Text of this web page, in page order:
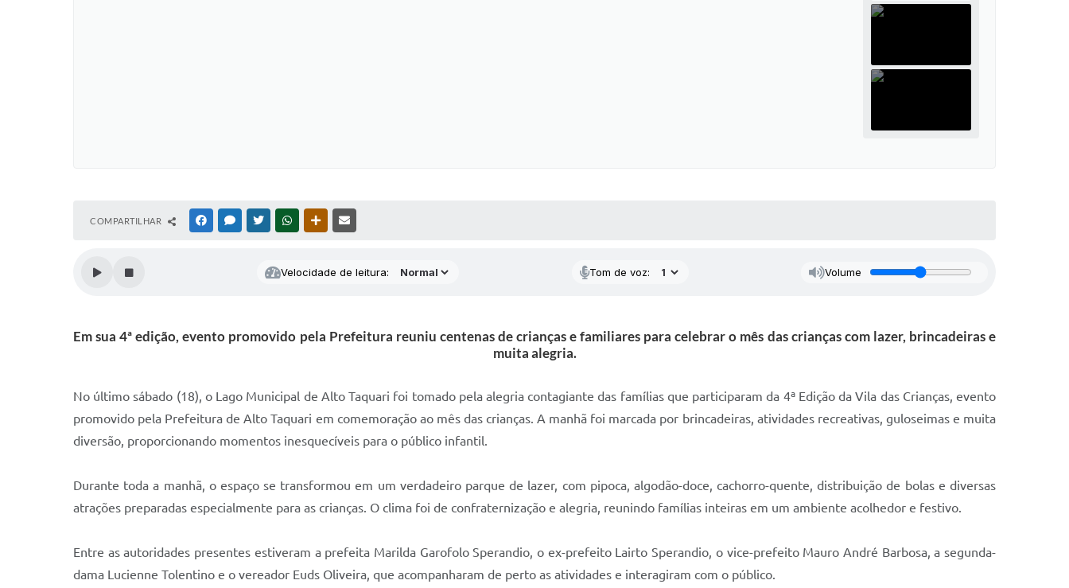
COMPARTILHAR FACEBOOKMESSENGER
TWITTERWHATSAPPOUTRAS MÍDIAS
Velocidade de leitura: Tom de voz: Volume
Em sua 4ª edição, evento promovido pela Prefeitura reuniu centenas de crianças e familiares para celebrar o mês das crianças com lazer, brincadeiras e
muita alegria.
No último sábado (18), o Lago Municipal de Alto Taquari foi tomado pela alegria contagiante das famílias que participaram da 4ª Edição da Vila das Crianças, evento
promovido pela Prefeitura de Alto Taquari em comemoração ao mês das crianças. A manhã foi marcada por brincadeiras, atividades recreativas, guloseimas e muita
diversão, proporcionando momentos inesquecíveis para o público infantil.
Durante toda a manhã, o espaço se transformou em um verdadeiro parque de lazer, com pipoca, algodão-doce, cachorro-quente, distribuição de bolas e diversas
atrações preparadas especialmente para as crianças. O clima foi de confraternização e alegria, reunindo famílias inteiras em um ambiente acolhedor e festivo.
Entre as autoridades presentes estiveram a prefeita Marilda Garofolo Sperandio, o ex-prefeito Lairto Sperandio, o vice-prefeito Mauro André Barbosa, a segunda-
dama Lucienne Tolentino e o vereador Euds Oliveira, que acompanharam de perto as atividades e interagiram com o público.